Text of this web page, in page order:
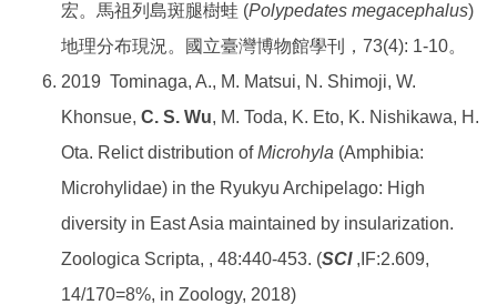
宏。馬祖列島斑腿樹蛙 (Polypedates megacephalus)
地理分布現況。國立臺灣博物館學刊，73(4): 1-10。
2019 Tominaga, A., M. Matsui, N. Shimoji, W.
Khonsue, C. S. Wu, M. Toda, K. Eto, K. Nishikawa, H.
Ota. Relict distribution ofMicrohyla (Amphibia:
Microhylidae) in the Ryukyu Archipelago: High
diversity in East Asia maintained by insularization.
Zoologica Scripta, , 48:440-453. (SCI,IF:2.609,
14/170=8%, in Zoology, 2018)